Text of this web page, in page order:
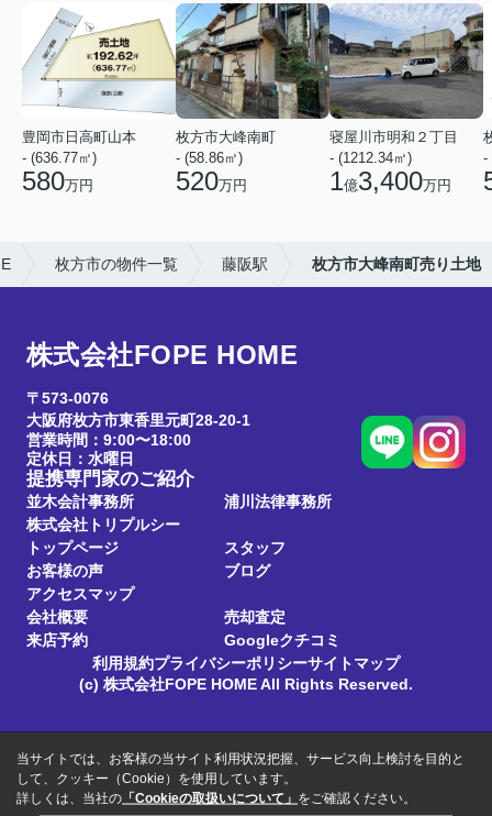
豊岡市日高町山本
- (636.77㎡)
580万円
枚方市大峰南町
- (58.86㎡)
520万円
寝屋川市明和２丁目
- (1212.34㎡)
1億3,400万円
-
枚方市の物件一覧 藤阪駅 枚方市大峰南町売り土地
株式会社FOPE HOME
〒573-0076
大阪府枚方市東香里元町28-20-1
営業時間：9:00〜18:00
定休日：水曜日
提携専門家のご紹介
並木会計事務所
浦川法律事務所
株式会社トリプルシー
トップページ
スタッフ
お客様の声
ブログ
アクセスマップ
会社概要
売却査定
来店予約
Googleクチコミ
利用規約プライバシーポリシーサイトマップ
(c) 株式会社FOPE HOME All Rights Reserved.
当サイトでは、お客様の当サイト利用状況把握、サービス向上検討を目的と
して、クッキー（Cookie）を使用しています。
詳しくは、当社の 「Cookieの取扱いについて」 をご確認ください。